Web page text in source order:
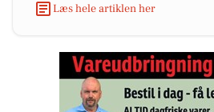
Læs hele artiklen her